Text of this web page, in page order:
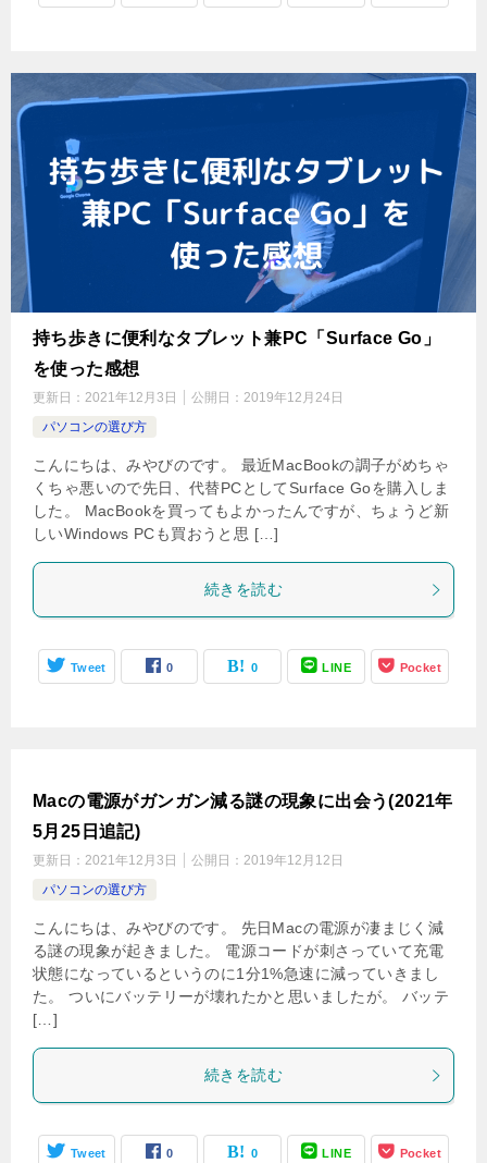
持ち歩きに便利なタブレット兼PC「Surface Go」
を使った感想
更新日： 2021年12月3日 公開日： 2019年12月24日
パソコンの選び方
こんにちは、みやびのです。 最近MacBookの調子がめちゃ
くちゃ悪いので先日、代替PCとしてSurface Goを購入しま
した。 MacBookを買ってもよかったんですが、ちょうど新
しいWindows PCも買おうと思 […]
続きを読む
Tweet 0 0 LINE Pocket
Macの電源がガンガン減る謎の現象に出会う(2021年
5月25日追記)
更新日： 2021年12月3日 公開日： 2019年12月12日
パソコンの選び方
こんにちは、みやびのです。 先日Macの電源が凄まじく減
る謎の現象が起きました。 電源コードが刺さっていて充電
状態になっているというのに1分1%急速に減っていきまし
た。 ついにバッテリーが壊れたかと思いましたが。 バッテ
[…]
続きを読む
Tweet 0 0 LINE Pocket